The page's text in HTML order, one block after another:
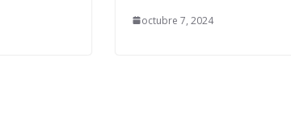
octubre 7, 2024